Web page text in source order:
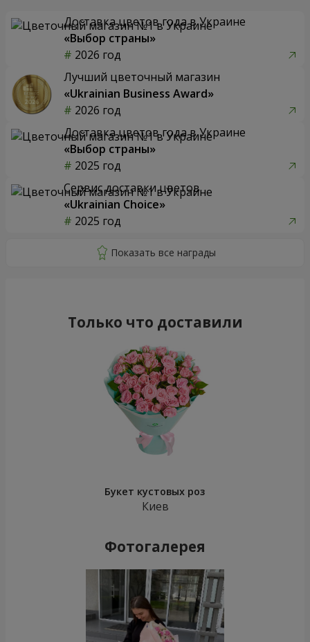
Доставка цветов года в Украине
«Выбор страны»
2026 год
Лучший цветочный магазин
«Ukrainian Business Award»
2026 год
Доставка цветов года в Украине
«Выбор страны»
2025 год
Сервис доставки цветов
«Ukrainian Choice»
2025 год
Только что доставили
Букет кустовых роз
Киев
Фотогалерея